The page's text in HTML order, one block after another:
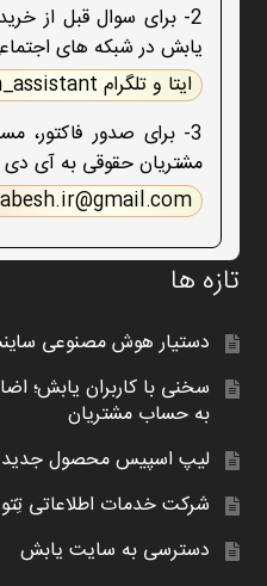
2- برای سوال قبل از
یابش در شبکه های
ایتا و تلگرام yabesh_assistant@
3- برای صدور فاکتور،
مشتریان حقوقی به آی دی
تازه ها
دستیار هوش مصنوعی
سخنی با کاربران یابش؛
به حساب مشتریان
لیپ اسپیس محصول جدید
شرکت خدمات اطلاعاتی
دسترسی به سایت یابش